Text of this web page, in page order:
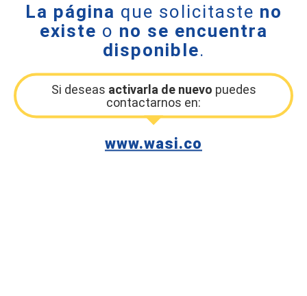
La página que solicitaste no
existe o no se encuentra
disponible.
Si deseas activarla de nuevo puedes
contactarnos en:
www.wasi.co